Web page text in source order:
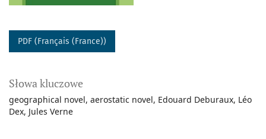
PDF (Français (France))
Słowa kluczowe
geographical novel aerostatic novel Edouard Deburaux Léo
Dex Jules Verne